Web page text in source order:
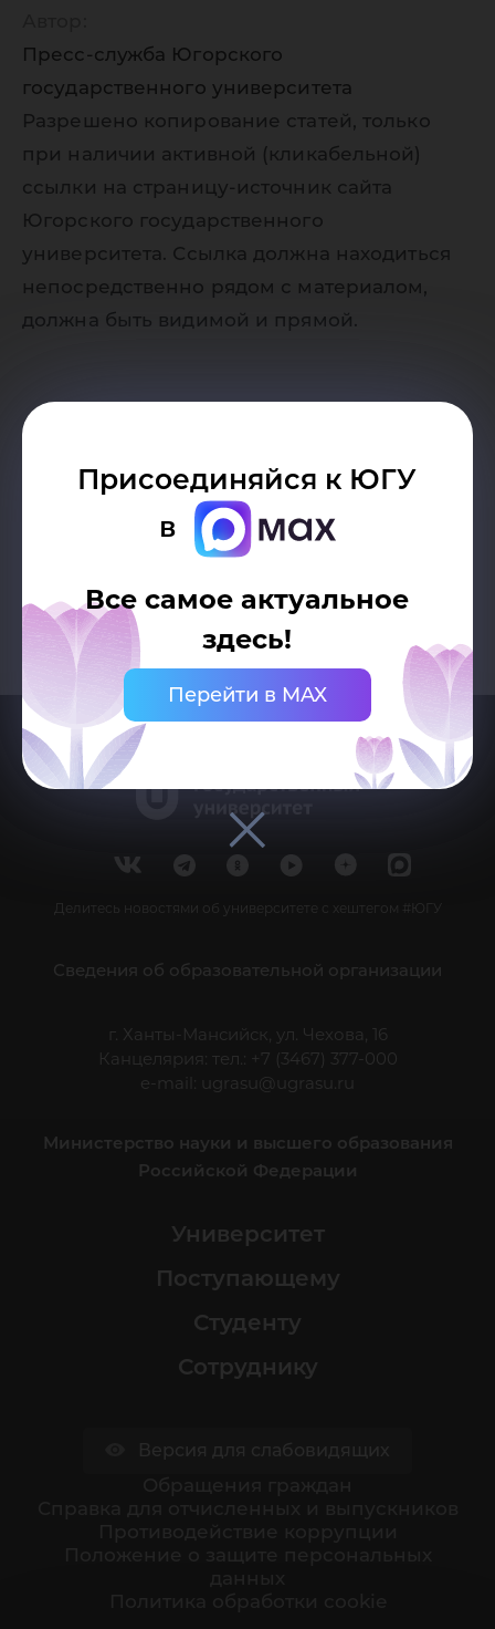
Присоединяйся к ЮГУ
в
Все самое актуальное
здесь!
Перейти в MAX
Пресс-служба Югорского
государственного университета
Разрешено копирование статей, только
при наличии активной (кликабельной)
ссылки на страницу-источник сайта
Югорского государственного
университета. Ссылка должна находиться
непосредственно рядом с материалом,
должна быть видимой и прямой.
Возврат к списку
Делитесь новостями об университете с хештегом #ЮГУ
Сведения об образовательной организации
г. Ханты-Мансийск, ул. Чехова, 16
Канцелярия: тел.: +7 (3467) 377-000
e-mail: ugrasu@ugrasu.ru
Министерство науки и высшего образования
Российской Федерации
Университет
Поступающему
Студенту
Сотруднику